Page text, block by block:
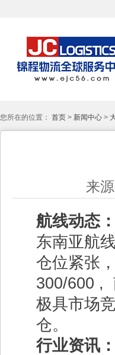
您所在的位置： 首页 > 新闻中心 >
来
航线动态 ：
东南亚航
仓位紧张
300/600 ,
极具市场
仓。
行业资讯：